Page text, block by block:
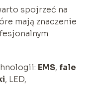
spojrzeć na
mają znaczenie
EMS, fale
, LED,